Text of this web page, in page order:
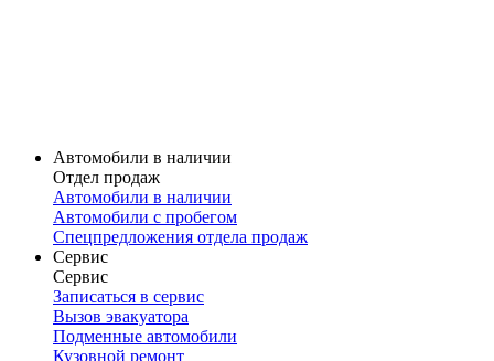
Автомобили в наличии
Отдел продаж
Автомобили в наличии
Автомобили с пробегом
Спецпредложения отдела продаж
Сервис
Сервис
Записаться в сервис
Вызов эвакуатора
Подменные автомобили
Кузовной ремонт